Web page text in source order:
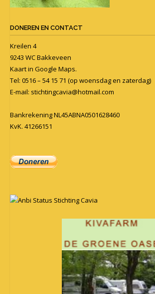
DONEREN EN CONTACT
Kreilen 4
9243 WC Bakkeveen
Kaart in Google Maps.
Tel: 0516 – 54 15 71 (op woensdag en zaterdag)
E-mail: stichtingcavia@hotmail.com
Bankrekening NL45ABNA0501628460
KvK. 41266151
Anbi Status Stichting Cavia